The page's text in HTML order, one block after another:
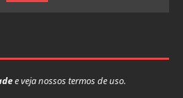
e veja nossos termos de uso.